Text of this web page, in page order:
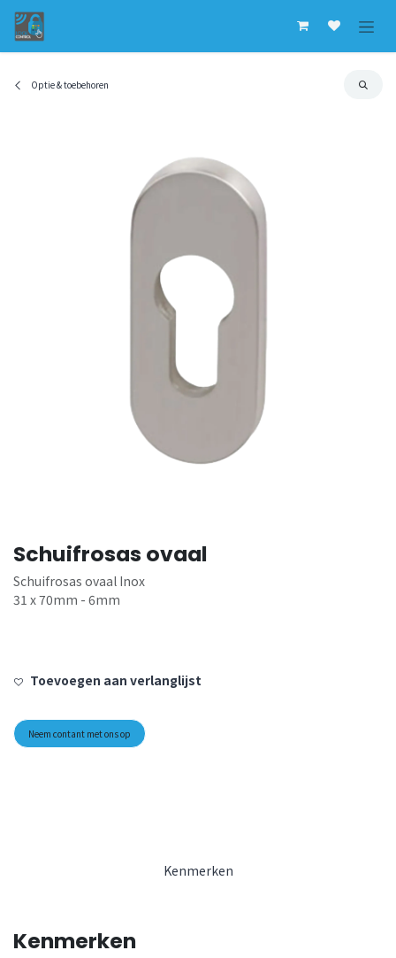
Optie & toebehoren
Schuifrosas ovaal
Schuifrosas ovaal Inox
31 x 70mm - 6mm
Toevoegen aan verlanglijst
Neem contant met ons op
Kenmerken
Kenmerken